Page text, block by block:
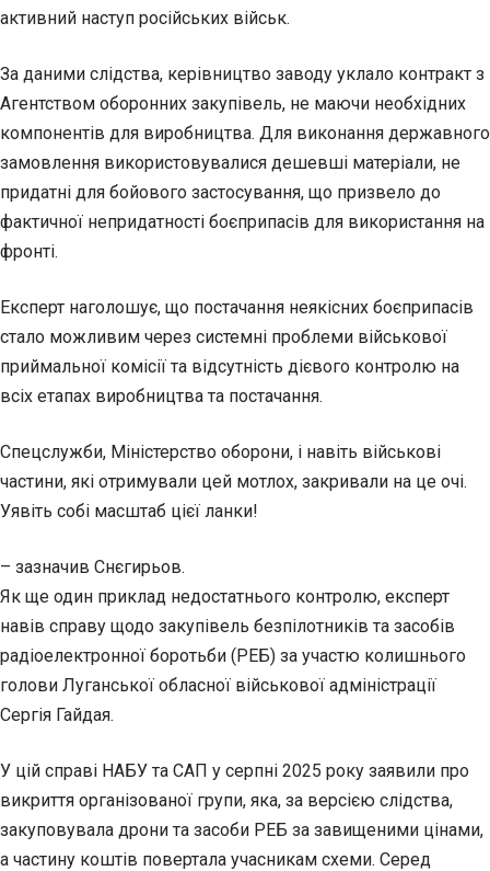
активний наступ російських військ.
За даними слідства, керівництво заводу уклало контракт з
Агентством оборонних закупівель, не маючи необхідних
компонентів для виробництва. Для виконання державного
замовлення використовувалися дешевші матеріали, не
придатні для бойового застосування, що призвело до
фактичної непридатності боєприпасів для використання на
фронті.
Експерт наголошує, що постачання неякісних боєприпасів
стало можливим через системні проблеми військової
приймальної комісії та відсутність дієвого контролю на
всіх етапах виробництва та постачання.
Спецслужби, Міністерство оборони, і навіть військові
частини, які отримували цей мотлох, закривали на це очі.
Уявіть собі масштаб цієї ланки!
– зазначив Снєгирьов.
Як ще один приклад недостатнього контролю, експерт
навів справу щодо закупівель безпілотників та засобів
радіоелектронної боротьби (РЕБ) за участю колишнього
голови Луганської обласної військової адміністрації
Сергія Гайдая.
У цій справі НАБУ та САП у серпні 2025 року заявили про
викриття організованої групи, яка, за версією слідства,
закуповувала дрони та засоби РЕБ за завищеними цінами,
а частину коштів повертала учасникам схеми. Серед